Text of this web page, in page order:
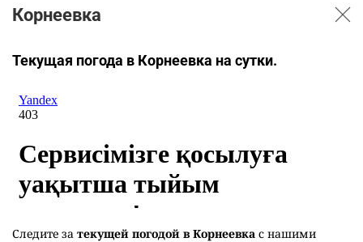
Корнеевка
Текущая погода в Корнеевка на сутки.
Следите за текущей погодой в Корнеевка с нашими